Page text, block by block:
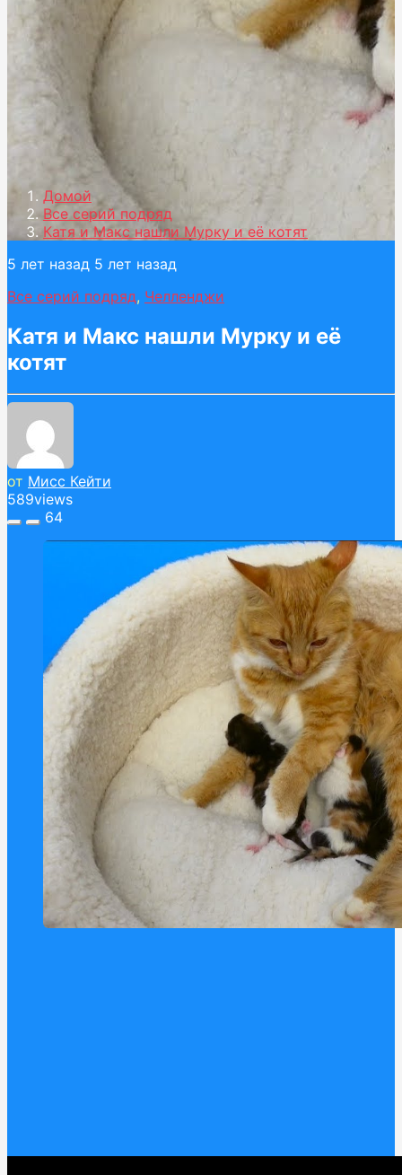
Домой
Все серий подряд
Катя и Макс нашли Мурку и её котят
5 лет назад 5 лет назад
Все серий подряд, Челленджи
Катя и Макс нашли Мурку и её
котят
от Мисс Кейти
589views
64